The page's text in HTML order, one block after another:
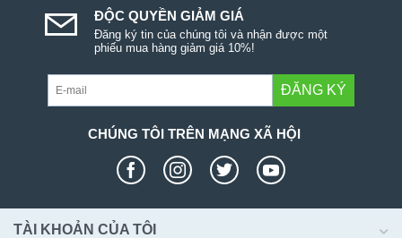
ĐỘC QUYỀN GIẢM GIÁ
Đăng ký tin của chúng tôi và nhận được một
phiếu mua hàng giảm giá 10%!
ĐĂNG KÝ
CHÚNG TÔI TRÊN MẠNG XÃ HỘI
TÀI KHOẢN CỦA TÔI